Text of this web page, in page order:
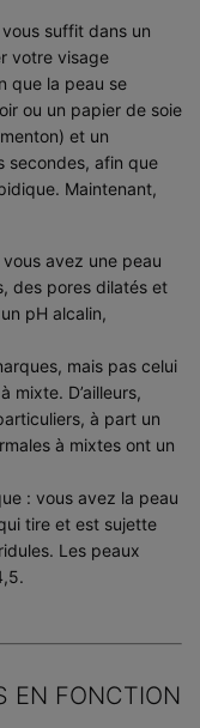
suffit dans un
votre visage
que la peau se
ou un papier de soie
et un
secondes, afin que
Maintenant,
avez une peau
des pores dilatés et
pH alcalin,
mais pas celui
mixte. D’ailleurs,
à part un
à mixtes ont un
: vous avez la peau
tire et est sujette
Les peaux
EN FONCTION